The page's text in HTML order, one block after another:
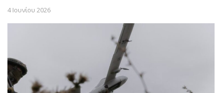
4 Ιουνίου 2026